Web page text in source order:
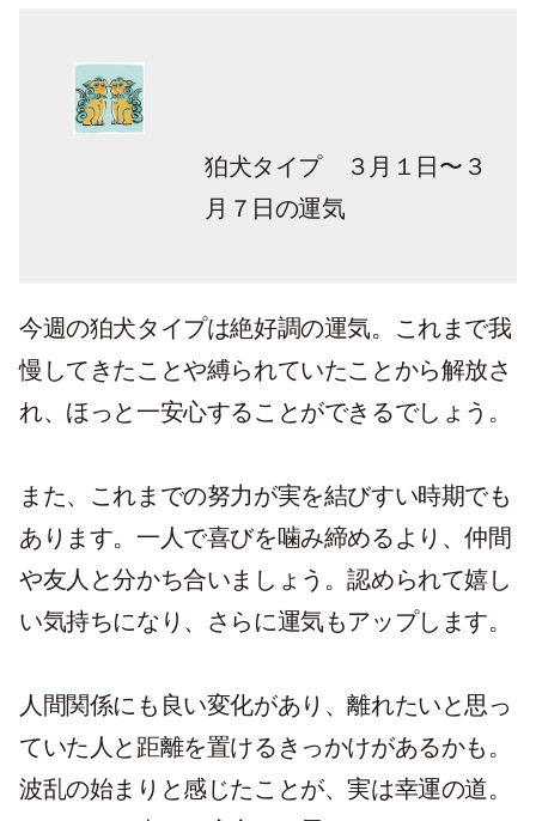
狛犬タイプ ３月１日〜３
月７日の運気
今週の狛犬タイプは絶好調の運気。これまで我
慢してきたことや縛られていたことから解放さ
れ、ほっと一安心することができるでしょう。
また、これまでの努力が実を結びすい時期でも
あります。一人で喜びを噛み締めるより、仲間
や友人と分かち合いましょう。認められて嬉し
い気持ちになり、さらに運気もアップします。
人間関係にも良い変化があり、離れたいと思っ
ていた人と距離を置けるきっかけがあるかも。
波乱の始まりと感じたことが、実は幸運の道。